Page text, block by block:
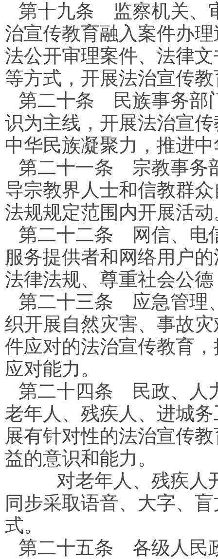
第十九条 监察机关、
治宣传教育融入案件办
法公开审理案件、法律
等方式，开展法治宣传
第二十条 民族事务部
识为主线，开展法治宣
中华民族凝聚力，推进
第二十一条 宗教事务
导宗教界人士和信教群
法规规定范围内开展活动
第二十二条 网信、电
服务提供者和网络用户
法律法规、尊重社会公
第二十三条 应急管理
织开展自然灾害、事故
件应对的法治宣传教育
应对能力。
第二十四条 民政、人
老年人、残疾人、进城
展有针对性的法治宣传
益的意识和能力。
对老年人、残疾人
同步采取语音、大字、
式。
第二十五条 各级人民